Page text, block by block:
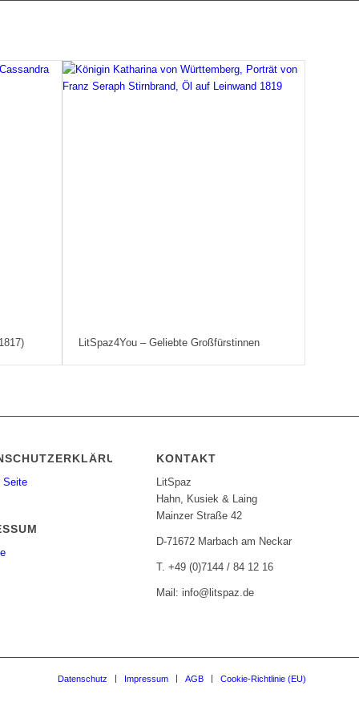
LitSpaz4You – Geliebte Großfürstinnen
Seite
KONTAKT
LitSpaz
Hahn, Kusiek & Laing
Mainzer Straße 42
D-71672 Marbach am Neckar
T. +49 (0)7144 / 84 12 16
Mail: info@litspaz.de
Datenschutz Impressum AGB Cookie-Richtlinie (EU)